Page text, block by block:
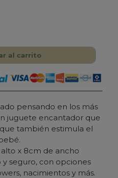
al carrito
pensando en los más
juguete encantador que
también estimula el
x 8cm de ancho
seguro, con opciones
nacimientos y más.